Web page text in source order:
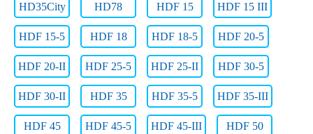
HD35City HD78 HDF 15 HDF 15 III
HDF 15-5 HDF 18 HDF 18-5 HDF 20-5
HDF 20-II HDF 25-5 HDF 25-II HDF 30-5
HDF 30-II HDF 35 HDF 35-5 HDF 35-III
HDF 45 HDF 45-5 HDF 45-III HDF 50